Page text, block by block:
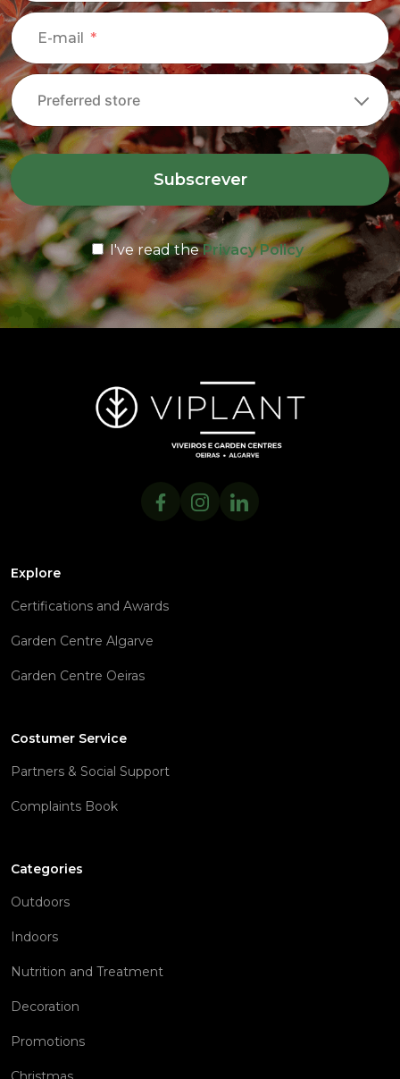
E-mail
Subscrever
I've read thePrivacy Policy
Explore
Certifications and Awards
Garden Centre Algarve
Garden Centre Oeiras
Costumer Service
Partners & Social Support
Complaints Book
Categories
Outdoors
Indoors
Nutrition and Treatment
Decoration
Promotions